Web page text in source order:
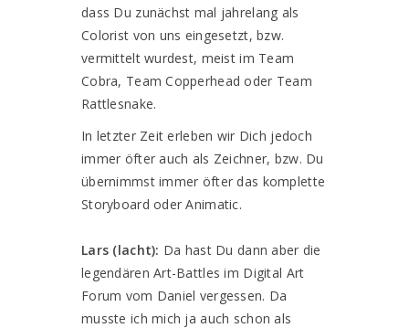
dass Du zunächst mal jahrelang als
Colorist von uns eingesetzt, bzw.
vermittelt wurdest, meist im Team
Cobra, Team Copperhead oder Team
Rattlesnake.
In letzter Zeit erleben wir Dich jedoch
immer öfter auch als Zeichner, bzw. Du
übernimmst immer öfter das komplette
Storyboard oder Animatic.
Lars (lacht): Da hast Du dann aber die
legendären Art-Battles im Digital Art
Forum vom Daniel vergessen. Da
musste ich mich ja auch schon als